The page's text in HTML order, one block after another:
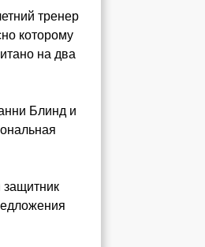
тренер
которому
на два
Блинд и